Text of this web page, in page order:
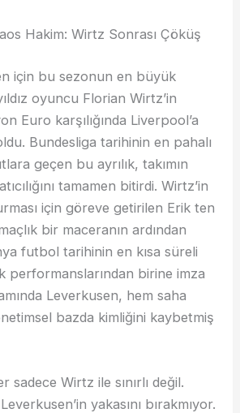
Hakim: Wirtz Sonrası Çöküş
için bu sezonun en büyük
oyuncu Florian Wirtz’in
Euro karşılığında Liverpool’a
Bundesliga tarihinin en pahalı
geçen bu ayrılık, takımın
tamamen bitirdi. Wirtz’in
için göreve getirilen Erik ten
bir maceranın ardından
futbol tarihinin en kısa süreli
performanslarından birine imza
Leverkusen, hem saha
bazda kimliğini kaybetmiş
sadece Wirtz ile sınırlı değil.
yakasını bırakmıyor.